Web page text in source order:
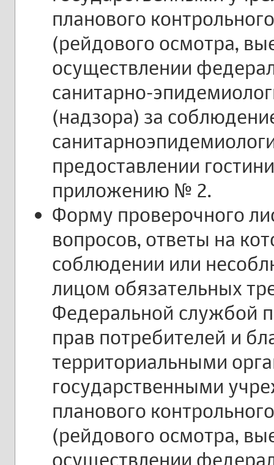
планового
(рейдового осмотра,
осуществлении
санитарно-
(надзора) за
предоставлении
приложению № 2.
Форму проверочного
вопросов, ответы на
соблюдении или
лицом обязательных
Федеральной службой
прав потребителей и
территориальными
государственными
планового
(рейдового осмотра,
осуществлении